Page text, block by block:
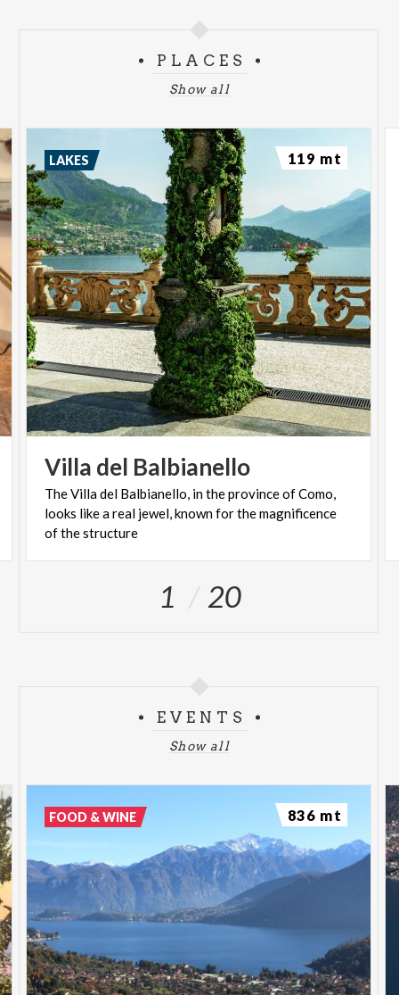
PLACES
Show all
Villa del Balbianello
The Villa del Balbianello, in the province of Como,
looks like a real jewel, known for the magnificence
of the structure
LAKES 119 mt
1 20
EVENTS
Show all
FOOD & WINE 836 mt